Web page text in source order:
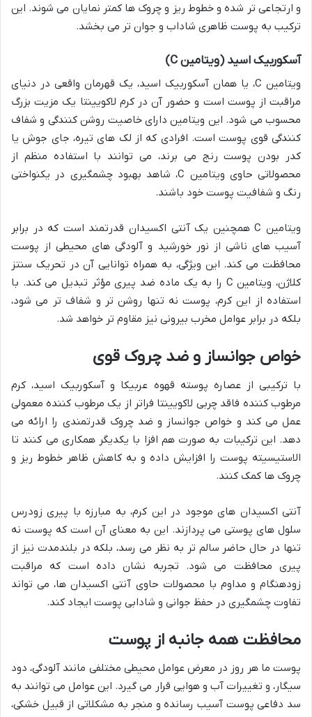
و ارتجاعی تر شده و خطوط ریز و چروک ها کمتر نمایان می شوند. این
ترکیب به پوست ظاهری شاداب و جوان تر می بخشد.
آسکوربیک اسید (ویتامین C)
ویتامین C، یا همان آسکوربیک اسید، یک قهرمان واقعی در دنیای
مراقبت از پوست است و حضور آن در کرم لاکویینتا یک مزیت بزرگ
محسوب می شود. این ویتامین دارای خاصیت روشن کنندگی و شفاف
کنندگی قوی پوست است. افرادی که از لک های تیره، جای جوش یا
کدر بودن پوست رنج می برند، می توانند با استفاده منظم از
محصولاتی حاوی ویتامین C، شاهد بهبود چشمگیری در یکنواختی
رنگ و شفافیت پوست خود باشند.
ویتامین C همچنین یک آنتی اکسیدان قدرتمند است که در برابر
آسیب های ناشی از نور خورشید و آلودگی های محیطی از پوست
محافظت می کند. این ویژگی، به همراه توانایی آن در تحریک سنتز
کلاژن، ویتامین C را به یک ماده ضد پیری مؤثر تبدیل می کند. با
استفاده از این کرم، پوست نه تنها روشن تر و شفاف تر می شود،
بلکه در برابر عوامل مخرب بیرونی نیز مقاوم تر خواهد شد.
خواص جوانساز و ضد چروک قوی
با ترکیبی از عصاره پوسته قهوه عربیکا و آسکوربیک اسید، کرم
مرطوب کننده فاقد چربی لاکویینتا فراتر از یک مرطوب کننده معمولی
عمل می کند و خواص جوانساز و ضد چروک قدرتمندی را ارائه می
دهد. این ترکیبات به صورت هم افزا با یکدیگر همکاری می کنند تا
الاستیسیته پوست را افزایش داده و به کاهش ظاهر خطوط ریز و
چروک ها کمک کنند.
آنتی اکسیدان های موجود در این کرم، به مبارزه با پیری زودرس
سلول های پوستی می پردازند. این به معنای آن است که پوست نه
تنها در حال حاضر سالم تر به نظر می رسد، بلکه در بلندمدت نیز از
پیری محافظت می شود. تجربه نشان داده است که مراقبت
زودهنگام و مداوم با محصولات حاوی آنتی اکسیدان ها، می تواند
تفاوت چشمگیری در حفظ جوانی و شادابی پوست ایجاد کند.
محافظت همه جانبه از پوست
پوست ما هر روز در معرض عوامل محیطی مختلفی مانند آلودگی، دود
سیگار، و تغییرات آب و هوایی قرار می گیرد. این عوامل می توانند به
سد دفاعی پوست آسیب رسانده و منجر به مشکلاتی از قبیل خشکی،